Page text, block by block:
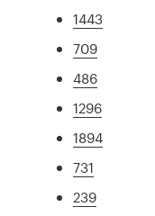
1443
709
486
1296
1894
731
239